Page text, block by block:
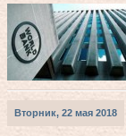
Вторник, 22 мая 2018